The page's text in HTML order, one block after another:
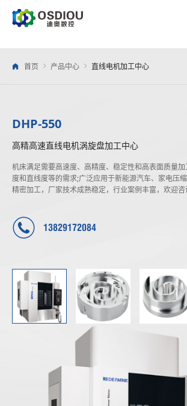
首页 产品中心 直线电机加工中心
DHP-550
高精高速直线电机涡旋盘加工中心
机床满足需要高速度、高精度、稳定性和高表面质量
度和直线度等的需求;广泛应用于新能源汽车、家电压
精密加工，厂家技术成熟稳定，行业案例丰富，欢迎
13829172084